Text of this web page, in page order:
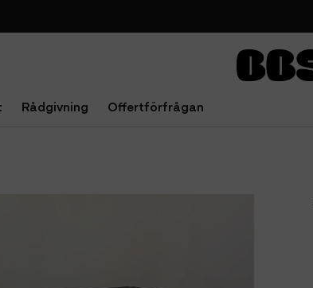
Rådgivning Offertförfrågan
Höj & Sänkbart Holmris B8 H4 180x90cm